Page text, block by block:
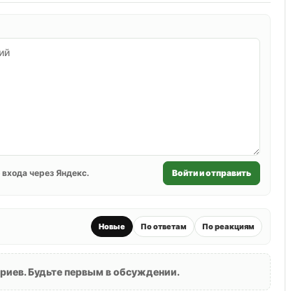
через Яндекс. Войти и отправить
Новые По ответам По реакциям
Будьте первым в обсуждении.